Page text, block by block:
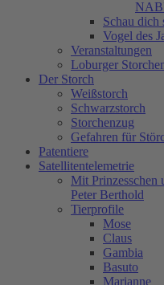
Schau dich
Vogel des
Veranstaltungen
Loburger
Der Storch
Weißstorch
Schwarzstorch
Storchenzug
Gefahren für
Patentiere
Satellitentelemetrie
Mit Prinzesschen
Peter Berthold
Tierprofile
Mose
Claus
Gambia
Basuto
Marianne